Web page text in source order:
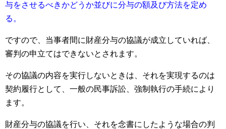
与をさせるべきかどうか並びに分与の額及び方法を定め
る。
ですので、当事者間に財産分与の協議が成立していれば、
審判の申立てはできないとされます。
その協議の内容を実行しないときは、それを実現するのは
契約履行として、一般の民事訴訟、強制執行の手続により
ます。
財産分与の協議を行い、それを念書にしたような場合の判